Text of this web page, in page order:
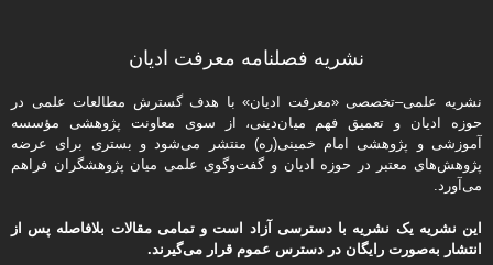
نشریه فصلنامه معرفت ادیان
نشریه علمی–تخصصی «معرفت ادیان» با هدف گسترش مطالعات علمی در
حوزه ادیان و تعمیق فهم میان‌دینی، از سوی معاونت پژوهشی مؤسسه
آموزشی و پژوهشی امام خمینی(ره) منتشر می‌شود و بستری برای عرضه
پژوهش‌های معتبر در حوزه ادیان و گفت‌وگوی علمی میان پژوهشگران فراهم
می‌آورد.
این نشریه یک نشریه با دسترسی آزاد است و تمامی مقالات بلافاصله پس از
انتشار به‌صورت رایگان در دسترس عموم قرار می‌گیرند.